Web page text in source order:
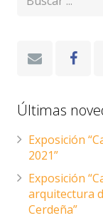
Últimas
Exposición
2021”
Exposición
arquitectura
Cerdeña”